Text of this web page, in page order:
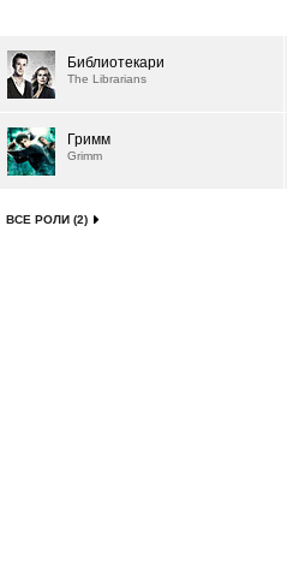
Библиотекари
The Librarians
Гримм
Grimm
ВСЕ РОЛИ (2)